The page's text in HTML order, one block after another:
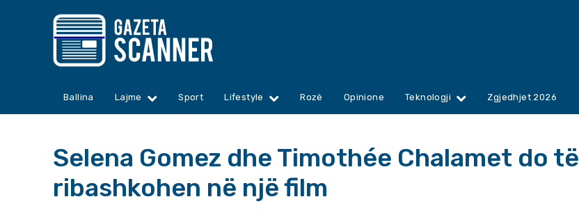
Ballina Lajme Sport Lifestyle Rozë Opinione Teknologji Zgjedhjet 2026
Selena Gomez dhe Timothée Chalamet do të
ribashkohen në një film